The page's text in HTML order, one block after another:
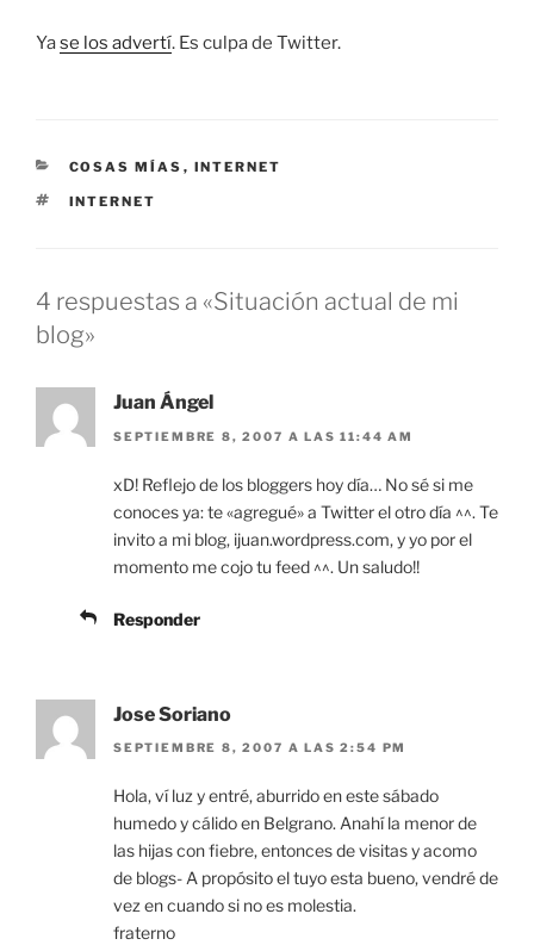
Yase los advertí. Es culpa de Twitter.
CATEGORÍAS
COSAS MÍAS , INTERNET
ETIQUETAS
INTERNET
4 respuestas a «Situación actual de mi
blog»
Juan Ángel
SEPTIEMBRE 8, 2007 A LAS 11:44 AM
xD! Reflejo de los bloggers hoy día… No sé si me
conoces ya: te «agregué» a Twitter el otro día ^^. Te
invito a mi blog, ijuan.wordpress.com, y yo por el
momento me cojo tu feed ^^. Un saludo!!
Responder
Jose Soriano
SEPTIEMBRE 8, 2007 A LAS 2:54 PM
Hola, ví luz y entré, aburrido en este sábado
humedo y cálido en Belgrano. Anahí la menor de
las hijas con fiebre, entonces de visitas y acomo
de blogs- A propósito el tuyo esta bueno, vendré de
vez en cuando si no es molestia.
fraterno